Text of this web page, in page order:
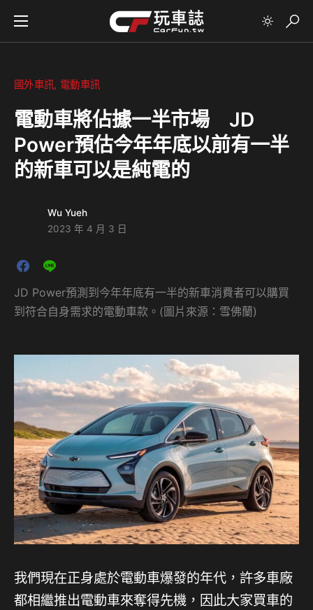
國外車訊 電動車訊
電動車將佔據一半市場 JD
Power預估今年年底以前有一半
的新車可以是純電的
Wu Yueh
2023 年 4 月 3 日
JD Power預測到今年年底有一半的新車消費者可以購買
到符合自身需求的電動車款。(圖片來源：雪佛蘭)
我們現在正身處於電動車爆發的年代，許多車廠
都相繼推出電動車來奪得先機，因此大家買車的